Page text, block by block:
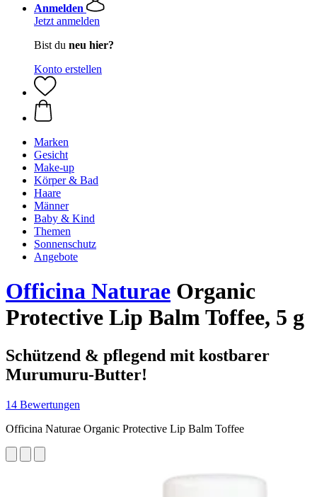
Anmelden
Jetzt anmelden
Bist du neu hier?
Konto erstellen
Marken
Gesicht
Make-up
Körper & Bad
Haare
Männer
Baby & Kind
Themen
Sonnenschutz
Angebote
Officina Naturae Organic
Protective Lip Balm Toffee, 5 g
Schützend & pflegend mit kostbarer
Murumuru-Butter!
14 Bewertungen
Officina Naturae Organic Protective Lip Balm Toffee